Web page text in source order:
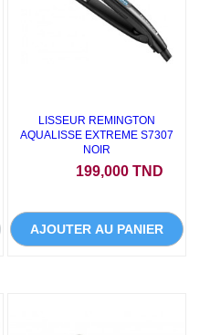
LISSEUR REMINGTON
AQUALISSE EXTREME S7307
NOIR
199,000 TND
AJOUTER AU PANIER